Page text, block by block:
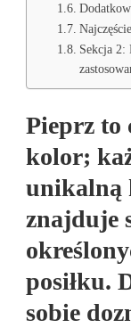
Sekcja 2:
Pieprz to
kolor;
unikalną
znajduje
posiłku.
sobie